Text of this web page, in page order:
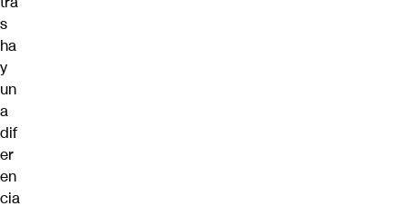
s
ha
y
un
a
dif
er
en
cia